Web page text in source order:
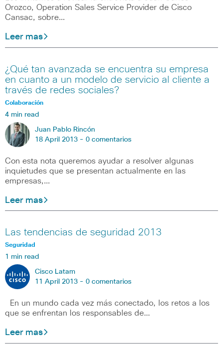
Orozco, Operation Sales Service Provider de Cisco
Cansac, sobre…
Leer mas
¿Qué tan avanzada se encuentra su empresa
en cuanto a un modelo de servicio al cliente a
través de redes sociales?
Colaboración
4 min read
Juan Pablo Rincón
18 April 2013 - 0 comentarios
Con esta nota queremos ayudar a resolver algunas
inquietudes que se presentan actualmente en las
empresas,…
Leer mas
Las tendencias de seguridad 2013
Seguridad
1 min read
Cisco Latam
11 April 2013 - 0 comentarios
En un mundo cada vez más conectado, los retos a los
que se enfrentan los responsables de…
Leer mas